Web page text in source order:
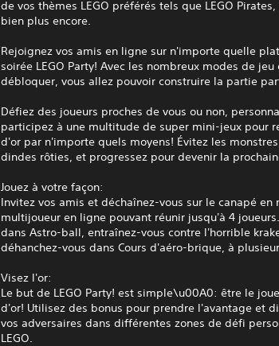
de vos thèmes LEGO préférés tels que LEGO Pirates,
bien plus encore.
Rejoignez vos amis en ligne sur n'importe quelle
soirée LEGO Party! Avec les nombreux modes de
débloquer, vous allez pouvoir construire la partie
Défiez des joueurs proches de vous ou non,
participez à une multitude de super mini-jeux pour
d'or par n'importe quels moyens! Évitez les
dindes rôties, et progressez pour devenir la
Jouez à votre façon:
Invitez vos amis et déchaînez-vous sur le canapé
multijoueur en ligne pouvant réunir jusqu'à 4
dans Astro-ball, entraînez-vous contre l'horrible
déhanchez-vous dans Cours d'aéro-brique, à
Visez l'or:
Le but de LEGO Party! est simple\u00A0: être le
d'or! Utilisez des bonus pour prendre l'avantage et
vos adversaires dans différentes zones de défi
LEGO.